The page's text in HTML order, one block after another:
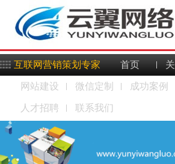
互联网营销策划专家 首页
网站建设 微信定制 成功案例
人才招聘 联系我们